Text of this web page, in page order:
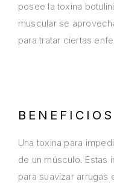
posee la toxina
muscular se
para tratar ciertas
BENEFICIOS
Una toxina para
de un músculo. Estas
para suavizar arrugas